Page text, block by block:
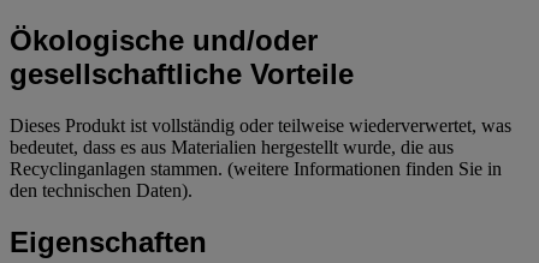
Ökologische und/oder
gesellschaftliche Vorteile
Dieses Produkt ist vollständig oder teilweise wiederverwertet, was
bedeutet, dass es aus Materialien hergestellt wurde, die aus
Recyclinganlagen stammen. (weitere Informationen finden Sie in
den technischen Daten).
Eigenschaften